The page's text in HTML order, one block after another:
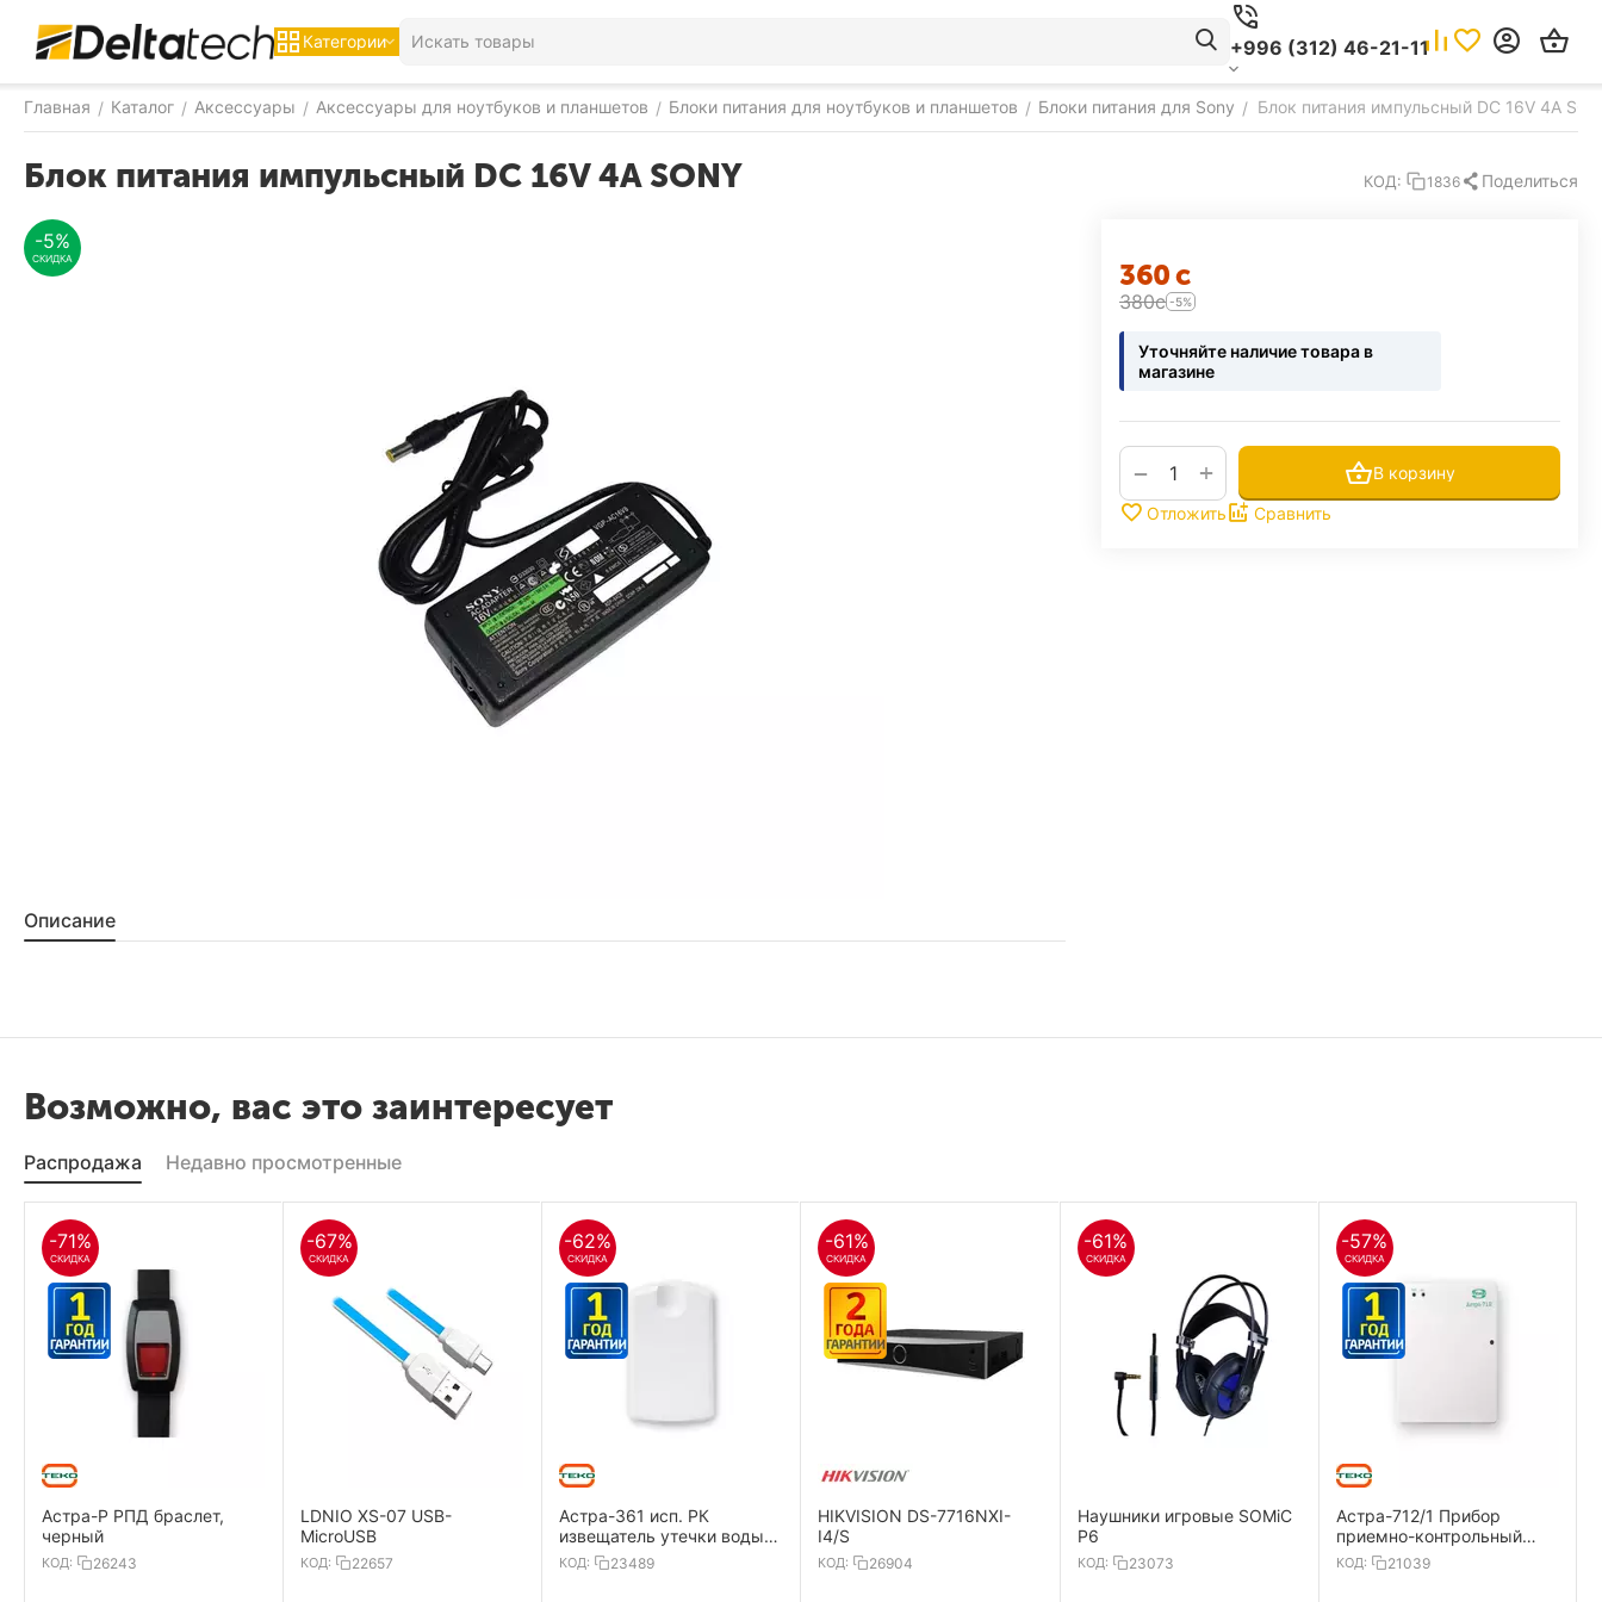
Категории +996 (312) 46-21-11
Главная / Каталог / Аксессуары / Аксессуары для ноутбуков и планшетов / Блоки питания для ноутбуков и планшетов / Блоки питания для Sony / Блок питания импульсный DC 16V 4A
Блок питания импульсный DC 16V 4A SONY КОД: 1836 Поделиться
‍360‍с
‍380‍с -5%
Уточняйте наличие товара в
магазине
+
−
В корзину
Отложить
Сравнить
-5%
СКИДКА
Описание
Возможно, вас это заинтересует
Распродажа Недавно просмотренные
-71%
СКИДКА
Астра-Р РПД браслет,
черный
КОД: 26243
-67%
СКИДКА
LDNIO XS-07 USB-
MicroUSB
КОД: 22657
-62%
СКИДКА
Астра-361 исп. РК
извещатель утечки воды,
радиоканальный
КОД: 23489
-61%
СКИДКА
HIKVISION DS-7716NXI-
I4/S
КОД: 26904
-61%
СКИДКА
Наушники игровые SOMiC
P6
КОД: 23073
-57%
СКИДКА
Астра-712/1 Прибор
приемно-контрольный
охранно-пожарный 1
ШС,ИП
КОД: 21039